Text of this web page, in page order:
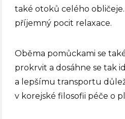
také otoků celého
příjemný pocit relaxace.
Oběma pomůckami se
prokrvit a dosáhne se tak
a lepšímu transportu
v korejské filosofii péče o